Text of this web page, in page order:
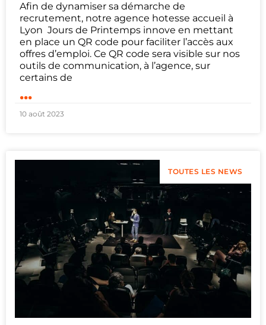
Afin de dynamiser sa démarche de
recrutement, notre agence hotesse accueil à
Lyon Jours de Printemps innove en mettant
en place un QR code pour faciliter l’accès aux
offres d’emploi. Ce QR code sera visible sur nos
outils de communication, à l’agence, sur
certains de
...
10 août 2023
TOUTES LES NEWS